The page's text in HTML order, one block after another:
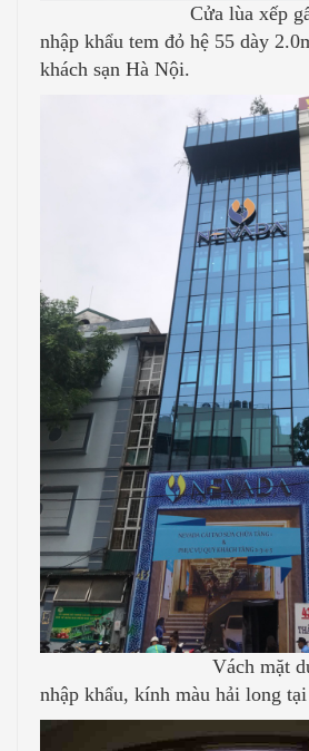
Cửa lùa xếp gấp
nhập khẩu tem đỏ hệ 55 dày
khách sạn Hà Nội.
Vách mặt dựng
nhập khẩu, kính màu hải long